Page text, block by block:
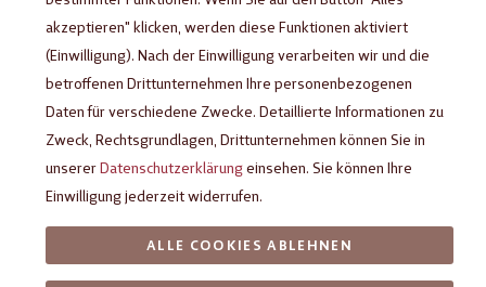
akzeptieren" klicken, werden diese Funktionen aktiviert
(Einwilligung). Nach der Einwilligung verarbeiten wir und die
betroffenen Drittunternehmen Ihre personenbezogenen
Daten für verschiedene Zwecke. Detaillierte Informationen zu
Zweck, Rechtsgrundlagen, Drittunternehmen können Sie in
unsererDatenschutzerklärungeinsehen. Sie können Ihre
Einwilligung jederzeit widerrufen.
ALLE COOKIES ABLEHNEN